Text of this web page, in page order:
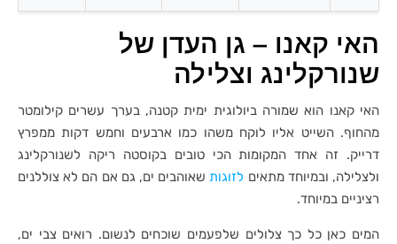
האי קאנו – גן העדן של
שנורקלינג וצלילה
האי קאנו הוא שמורה ביולוגית ימית קטנה, בערך עשרים קילומטר
מהחוף. השייט אליו לוקח משהו כמו ארבעים וחמש דקות ממפרץ
דרייק. זה אחד המקומות הכי טובים בקוסטה ריקה לשנורקלינג
ולצלילה, ובמיוחד מתאים לזוגותשאוהבים ים, גם אם הם לא צוללנים
רציניים במיוחד.
המים כאן כל כך צלולים שלפעמים שוכחים לנשום. רואים צבי ים,